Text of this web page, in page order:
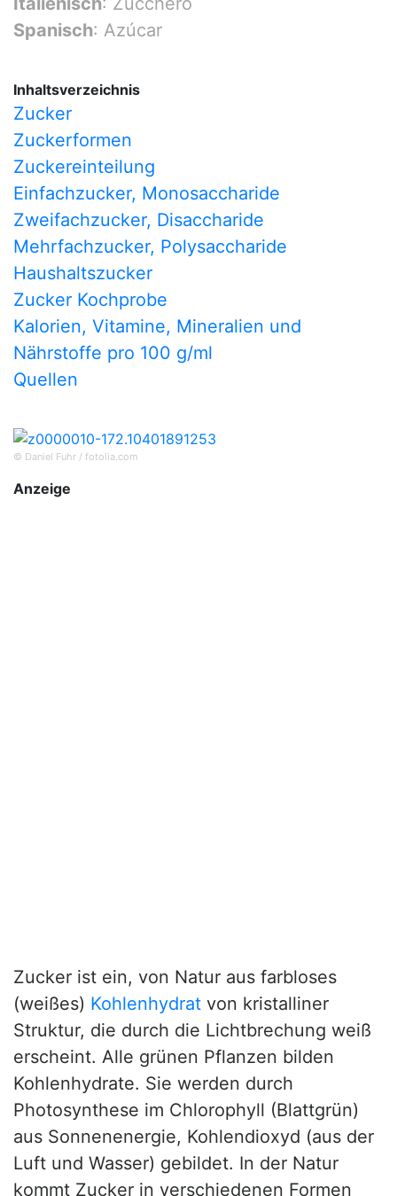
Spanisch: Azúcar
Inhaltsverzeichnis
Zucker
Zuckerformen
Zuckereinteilung
Einfachzucker, Monosaccharide
Zweifachzucker, Disaccharide
Mehrfachzucker, Polysaccharide
Haushaltszucker
Zucker Kochprobe
Kalorien, Vitamine, Mineralien und
Nährstoffe pro 100 g/ml
Quellen
© Daniel Fuhr / fotolia.com
Anzeige
Zucker ist ein, von Natur aus farbloses
(weißes) Kohlenhydrat von kristalliner
Struktur, die durch die Lichtbrechung weiß
erscheint. Alle grünen Pflanzen bilden
Kohlenhydrate. Sie werden durch
Photosynthese im Chlorophyll (Blattgrün)
aus Sonnenenergie, Kohlendioxyd (aus der
Luft und Wasser) gebildet. In der Natur
kommt Zucker in verschiedenen Formen